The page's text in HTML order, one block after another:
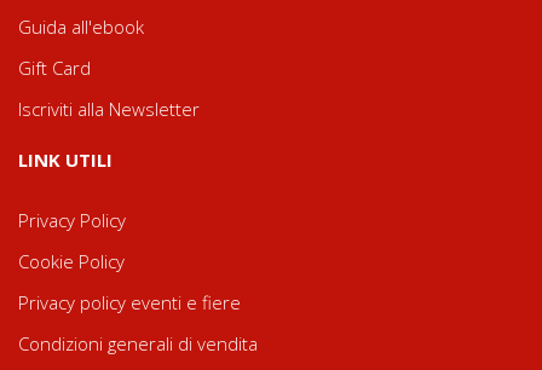
Guida all'ebook
Gift Card
Iscriviti alla Newsletter
LINK UTILI
Privacy Policy
Cookie Policy
Privacy policy eventi e fiere
Condizioni generali di vendita